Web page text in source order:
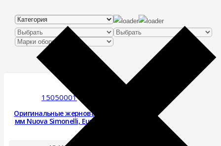
15050001
Оригинальные жернова 64
мм Nuova Simonelli, Eureka